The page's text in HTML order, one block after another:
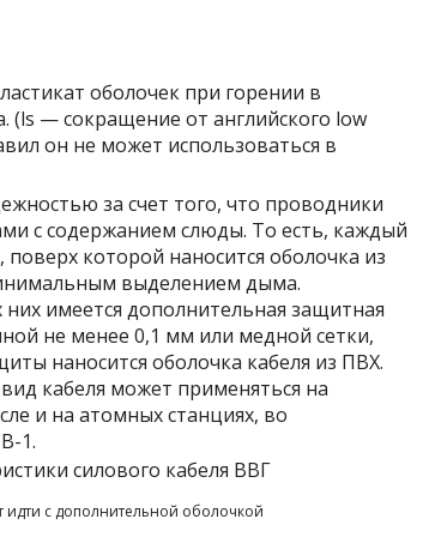
оболочек при горении в
— сокращение от английского low
он не может использоваться в
за счет того, что проводники
с содержанием слюды. То есть, каждый
которой наносится оболочка из
выделением дыма.
имеется дополнительная защитная
не менее 0,1 мм или медной сетки,
наносится оболочка кабеля из ПВХ.
кабеля может применяться на
и на атомных станциях, во
1.
идти с дополнительной оболочкой